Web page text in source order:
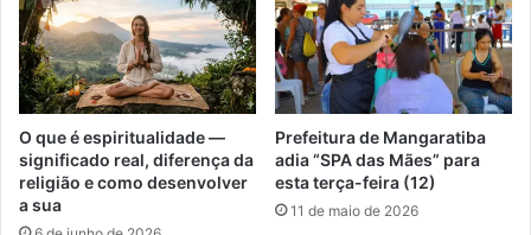
h
o
r
r
d
u
a
s
o
r
v
t
v
e
O que é espiritualidade —
significado real, diferença da
religião e como desenvolver
a sua
Prefeitura de Mangaratiba
adia “SPA das Mães” para
esta terça-feira (12)
11 de maio de 2026